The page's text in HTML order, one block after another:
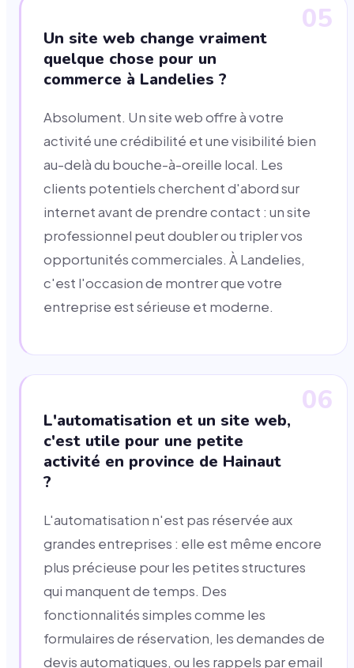
05
Un site web change vraiment
quelque chose pour un
commerce à Landelies ?
Absolument. Un site web offre à votre
activité une crédibilité et une visibilité bien
au-delà du bouche-à-oreille local. Les
clients potentiels cherchent d'abord sur
internet avant de prendre contact : un site
professionnel peut doubler ou tripler vos
opportunités commerciales. À Landelies,
c'est l'occasion de montrer que votre
entreprise est sérieuse et moderne.
06
L'automatisation et un site web,
c'est utile pour une petite
activité en province de Hainaut
?
L'automatisation n'est pas réservée aux
grandes entreprises : elle est même encore
plus précieuse pour les petites structures
qui manquent de temps. Des
fonctionnalités simples comme les
formulaires de réservation, les demandes de
devis automatiques, ou les rappels par email